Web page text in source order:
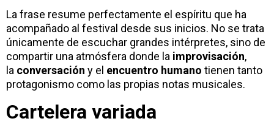
La frase resume perfectamente el espíritu que ha
acompañado al festival desde sus inicios. No se trata
únicamente de escuchar grandes intérpretes, sino de
compartir una atmósfera donde la improvisación,
la conversación y el encuentro humano tienen tanto
protagonismo como las propias notas musicales.
Cartelera variada